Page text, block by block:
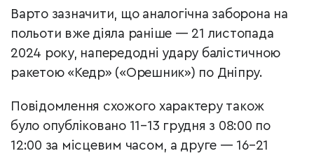
Варто зазначити, що аналогічна заборона на
польоти вже діяла раніше — 21 листопада
2024 року, напередодні удару балістичною
ракетою «Кедр» («Орешник») по Дніпру.
Повідомлення схожого характеру також
було опубліковано 11–13 грудня з 08:00 по
12:00 за місцевим часом, а друге — 16–21